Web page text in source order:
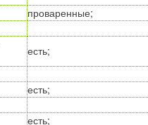
проваренные;
есть;
есть;
есть;